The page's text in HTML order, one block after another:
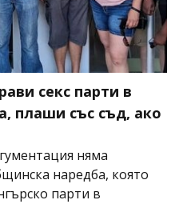
секс парти в
плаши със съд, ако
няма
наредба, която
парти в